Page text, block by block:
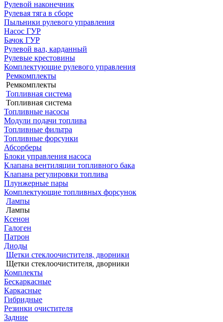
Рулевой наконечник
Рулевая тяга в сборе
Пыльники рулевого управления
Насос ГУР
Бачок ГУР
Рулевой вал, карданный
Рулевые крестовины
Комплектующие рулевого управления
Ремкомплекты
Ремкомплекты
Топливная система
Топливная система
Топливные насосы
Модули подачи топлива
Топливные фильтра
Топливные форсунки
Абсорберы
Блоки управления насоса
Клапана вентиляции топливного бака
Клапана регулировки топлива
Плунжерные пары
Комплектующие топливных форсунок
Лампы
Лампы
Ксенон
Галоген
Патрон
Диоды
Щетки стеклоочистителя, дворники
Щетки стеклоочистителя, дворники
Комплекты
Бескаркасные
Каркасные
Гибридные
Резинки очистителя
Задние